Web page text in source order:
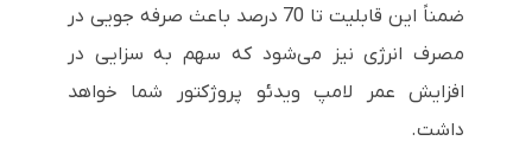
ضمناً این قابلیت تا 70 درصد باعث صرفه جویی در
مصرف انرژی نیز می‌شود که سهم به سزایی در
افزایش عمر لامپ ویدئو پروژکتور شما خواهد
داشت.